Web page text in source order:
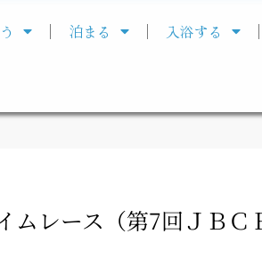
泊まる 入浴する
レース（第7回ＪＢＣ